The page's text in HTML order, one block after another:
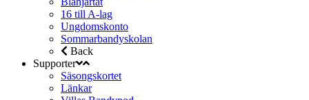
16 till A-lag
Ungdomskonto
Sommarbandyskolan
Back
Supporter
Säsongskortet
Länkar